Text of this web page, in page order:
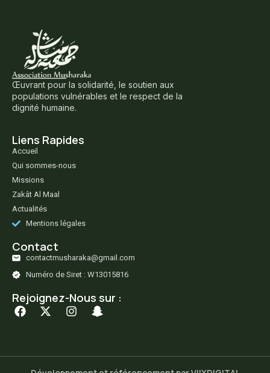
Œuvrant pour la solidarité, le soutien aux
populations vulnérables et le respect de la
dignité humaine.
Liens Rapides
Accueil
Qui sommes-nous
Missions
Zakât Al Maal
Actualités
Mentions légales
Contact
contactmusharaka@gmail.com
Numéro de Siret : W13015816
Rejoignez-Nous sur :